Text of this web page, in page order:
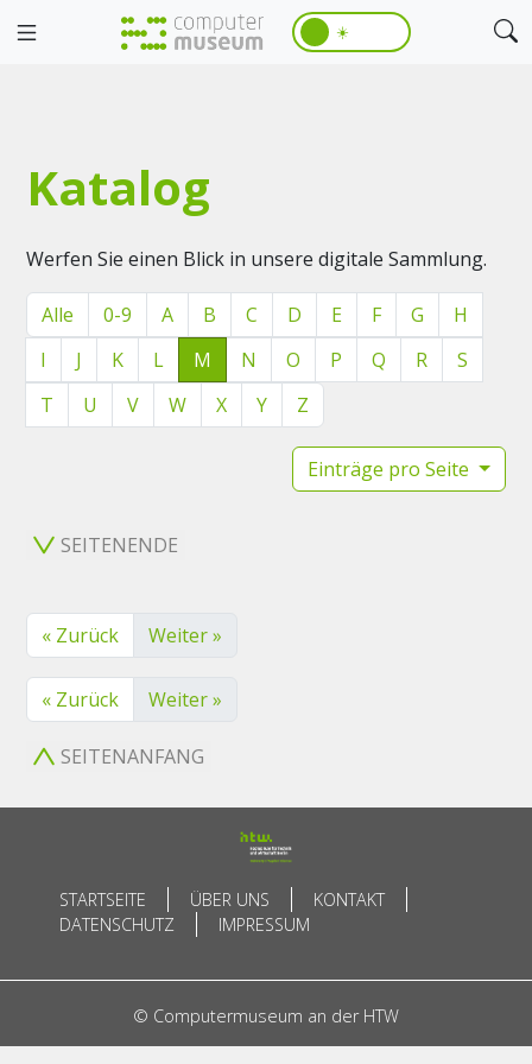
☀️
Katalog
Werfen Sie einen Blick in unsere digitale Sammlung.
Alle 0-9 A B C D E F G
H
I
J K L M N O P Q R
S
T
U V W X Y Z
Einträge pro Seite
SEITENENDE
« Zurück Weiter »
« Zurück Weiter »
SEITENANFANG
STARTSEITE ÜBER UNS
KONTAKT
DATENSCHUTZ
IMPRESSUM
© Computermuseum an der HTW